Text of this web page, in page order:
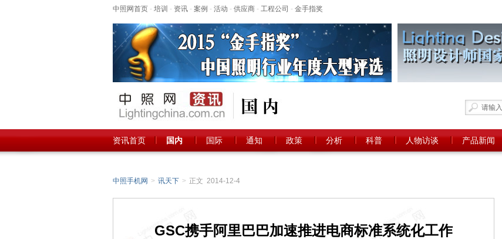
中照网首页 - 培训 - 资讯 - 案例 - 活动 - 供应商 - 工程公司 - 金手指奖
资讯首页 国内 国际 通知 政策 分析 科普 人物访谈 产品新闻
中照手机网 > 讯天下 > 正文 2014-12-4
GSC携手阿里巴巴加速推进电商标准系统化工作